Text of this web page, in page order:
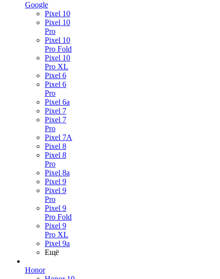
Google
Pixel 10
Pixel 10
Pro
Pixel 10
Pro Fold
Pixel 10
Pro XL
Pixel 6
Pixel 6
Pro
Pixel 6a
Pixel 7
Pixel 7
Pro
Pixel 7A
Pixel 8
Pixel 8
Pro
Pixel 8a
Pixel 9
Pixel 9
Pro
Pixel 9
Pro Fold
Pixel 9
Pro XL
Pixel 9a
Ещё
Honor